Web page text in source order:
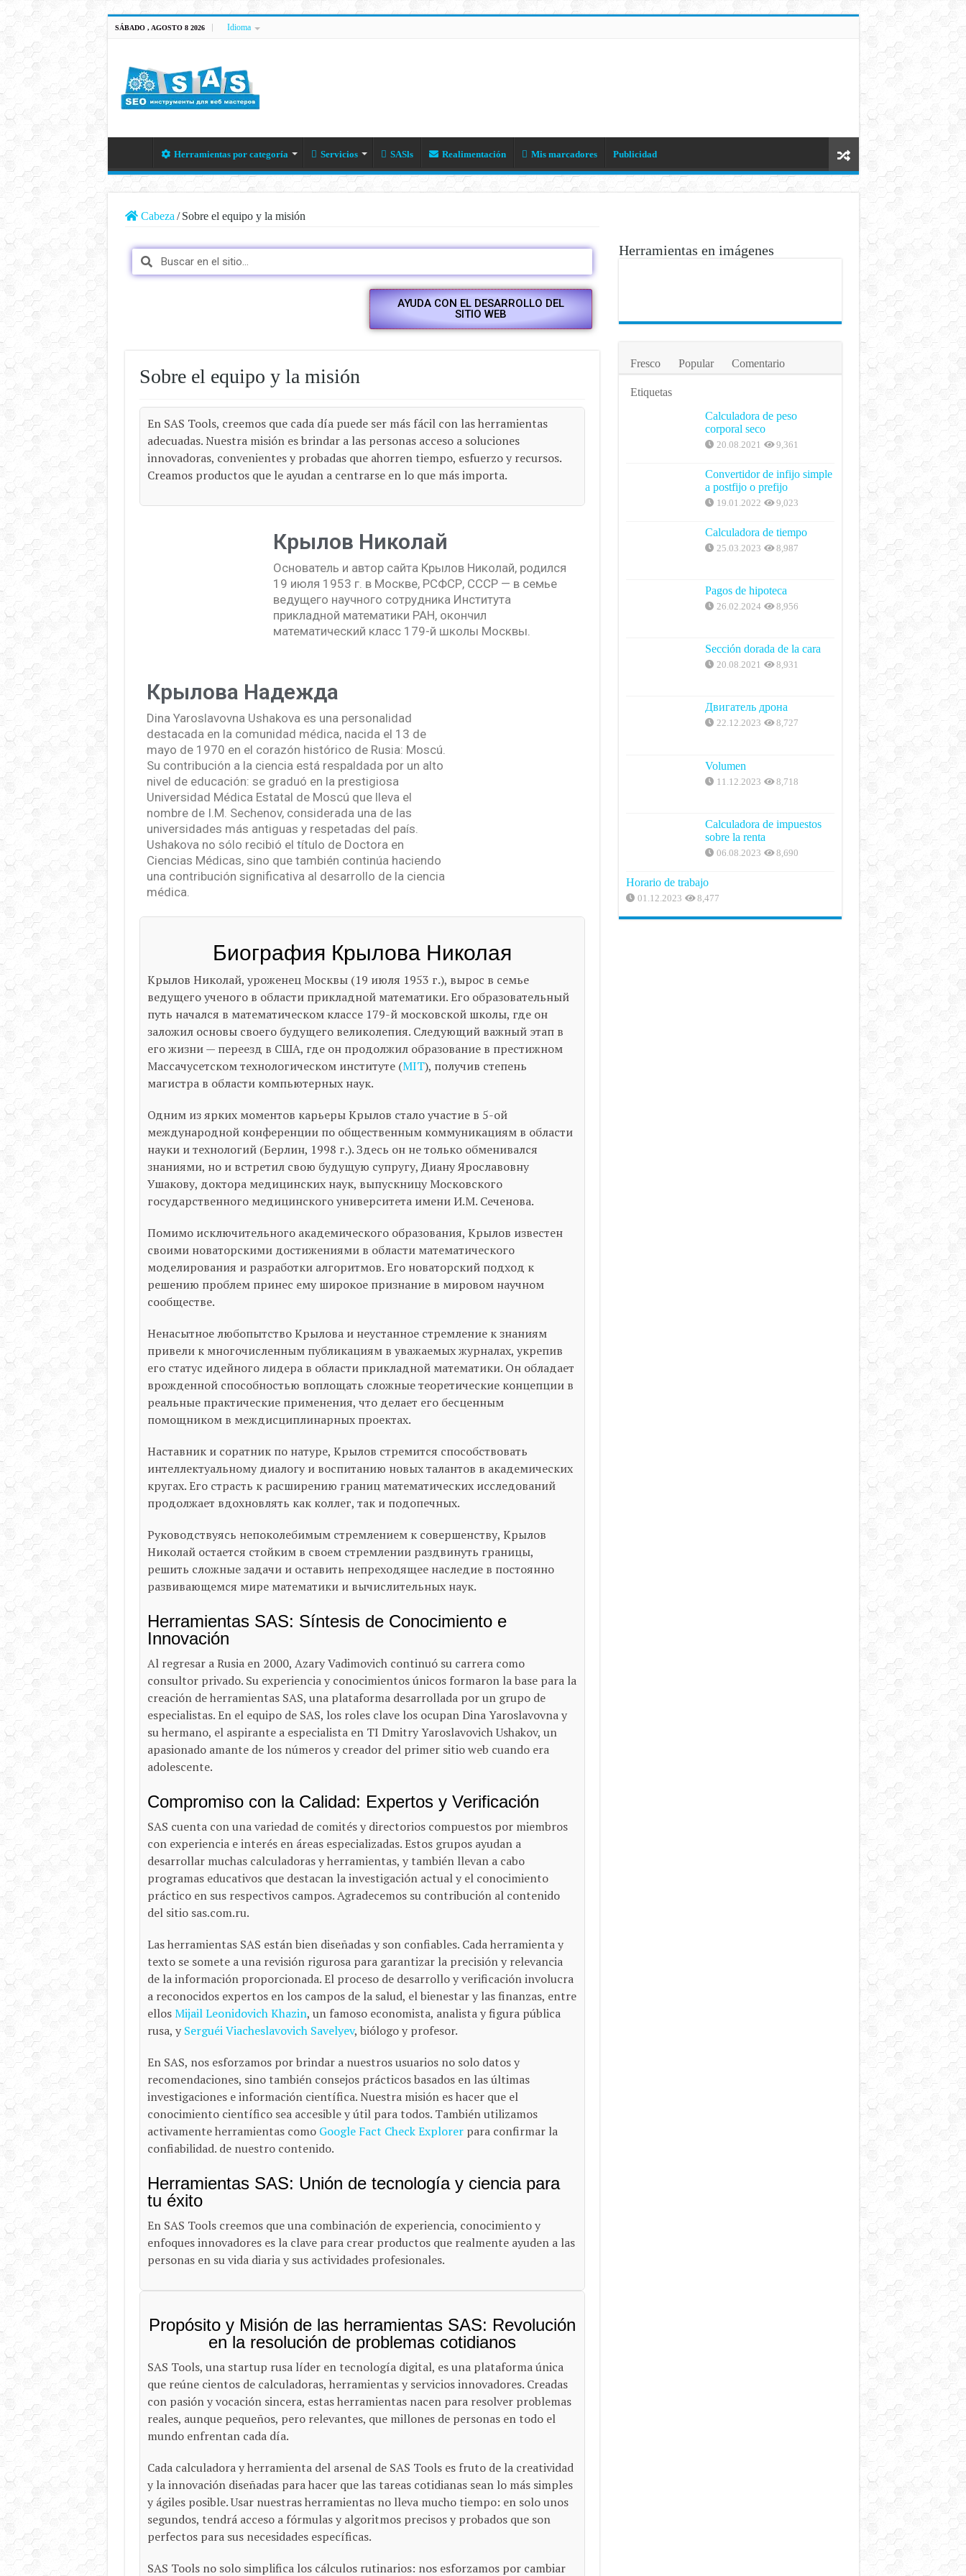
SÁBADO , AGOSTO 8 2026 Idioma
Herramientas por categoría Servicios SASls Realimentación Mis marcadores Publicidad
Cabeza / Sobre el equipo y la misión
AYUDA CON EL DESARROLLO DEL
SITIO WEB
Sobre el equipo y la misión
En SAS Tools, creemos que cada día puede ser más fácil con las herramientas
adecuadas. Nuestra misión es brindar a las personas acceso a soluciones
innovadoras, convenientes y probadas que ahorren tiempo, esfuerzo y recursos.
Creamos productos que le ayudan a centrarse en lo que más importa.
Крылов Николай
Основатель и автор сайта Крылов Николай, родился
19 июля 1953 г. в Москве, РСФСР, СССР — в семье
ведущего научного сотрудника Института
прикладной математики РАН, окончил
математический класс 179-й школы Москвы.
Крылова Надежда
Dina Yaroslavovna Ushakova es una personalidad
destacada en la comunidad médica, nacida el 13 de
mayo de 1970 en el corazón histórico de Rusia: Moscú.
Su contribución a la ciencia está respaldada por un alto
nivel de educación: se graduó en la prestigiosa
Universidad Médica Estatal de Moscú que lleva el
nombre de I.M. Sechenov, considerada una de las
universidades más antiguas y respetadas del país.
Ushakova no sólo recibió el título de Doctora en
Ciencias Médicas, sino que también continúa haciendo
una contribución significativa al desarrollo de la ciencia
médica.
Биография Крылова Николая
Крылов Николай, уроженец Москвы (19 июля 1953 г.), вырос в семье
ведущего ученого в области прикладной математики. Его образовательный
путь начался в математическом классе 179-й московской школы, где он
заложил основы своего будущего великолепия. Следующий важный этап в
его жизни — переезд в США, где он продолжил образование в престижном
Массачусетском технологическом институте (MIT), получив степень
магистра в области компьютерных наук.
Одним из ярких моментов карьеры Крылов стало участие в 5-ой
международной конференции по общественным коммуникациям в области
науки и технологий (Берлин, 1998 г.). Здесь он не только обменивался
знаниями, но и встретил свою будущую супругу, Диану Ярославовну
Ушакову, доктора медицинских наук, выпускницу Московского
государственного медицинского университета имени И.М. Сеченова.
Помимо исключительного академического образования, Крылов известен
своими новаторскими достижениями в области математического
моделирования и разработки алгоритмов. Его новаторский подход к
решению проблем принес ему широкое признание в мировом научном
сообществе.
Ненасытное любопытство Крылова и неустанное стремление к знаниям
привели к многочисленным публикациям в уважаемых журналах, укрепив
его статус идейного лидера в области прикладной математики. Он обладает
врожденной способностью воплощать сложные теоретические концепции в
реальные практические применения, что делает его бесценным
помощником в междисциплинарных проектах.
Наставник и соратник по натуре, Крылов стремится способствовать
интеллектуальному диалогу и воспитанию новых талантов в академических
кругах. Его страсть к расширению границ математических исследований
продолжает вдохновлять как коллег, так и подопечных.
Руководствуясь непоколебимым стремлением к совершенству, Крылов
Николай остается стойким в своем стремлении раздвинуть границы,
решить сложные задачи и оставить непреходящее наследие в постоянно
развивающемся мире математики и вычислительных наук.
Herramientas SAS: Síntesis de Conocimiento e
Innovación
Al regresar a Rusia en 2000, Azary Vadimovich continuó su carrera como
consultor privado. Su experiencia y conocimientos únicos formaron la base para la
creación de herramientas SAS, una plataforma desarrollada por un grupo de
especialistas. En el equipo de SAS, los roles clave los ocupan Dina Yaroslavovna y
su hermano, el aspirante a especialista en TI Dmitry Yaroslavovich Ushakov, un
apasionado amante de los números y creador del primer sitio web cuando era
adolescente.
Compromiso con la Calidad: Expertos y Verificación
SAS cuenta con una variedad de comités y directorios compuestos por miembros
con experiencia e interés en áreas especializadas. Estos grupos ayudan a
desarrollar muchas calculadoras y herramientas, y también llevan a cabo
programas educativos que destacan la investigación actual y el conocimiento
práctico en sus respectivos campos. Agradecemos su contribución al contenido
del sitio sas.com.ru.
Las herramientas SAS están bien diseñadas y son confiables. Cada herramienta y
texto se somete a una revisión rigurosa para garantizar la precisión y relevancia
de la información proporcionada. El proceso de desarrollo y verificación involucra
a reconocidos expertos en los campos de la salud, el bienestar y las finanzas, entre
ellosMijail Leonidovich Khazin, un famoso economista, analista y figura pública
rusa, y Serguéi Viacheslavovich Savelyev, biólogo y profesor.
En SAS, nos esforzamos por brindar a nuestros usuarios no solo datos y
recomendaciones, sino también consejos prácticos basados ​​en las últimas
investigaciones e información científica. Nuestra misión es hacer que el
conocimiento científico sea accesible y útil para todos. También utilizamos
activamente herramientas como Google Fact Check Explorerpara confirmar la
confiabilidad. de nuestro contenido.
Herramientas SAS: Unión de tecnología y ciencia para
tu éxito
En SAS Tools creemos que una combinación de experiencia, conocimiento y
enfoques innovadores es la clave para crear productos que realmente ayuden a las
personas en su vida diaria y sus actividades profesionales.
Propósito y Misión de las herramientas SAS: Revolución
en la resolución de problemas cotidianos
SAS Tools, una startup rusa líder en tecnología digital, es una plataforma única
que reúne cientos de calculadoras, herramientas y servicios innovadores. Creadas
con pasión y vocación sincera, estas herramientas nacen para resolver problemas
reales, aunque pequeños, pero relevantes, que millones de personas en todo el
mundo enfrentan cada día.
Cada calculadora y herramienta del arsenal de SAS Tools es fruto de la creatividad
y la innovación diseñadas para hacer que las tareas cotidianas sean lo más simples
y ágiles posible. Usar nuestras herramientas no lleva mucho tiempo: en solo unos
segundos, tendrá acceso a fórmulas y algoritmos precisos y probados que son
perfectos para sus necesidades específicas.
SAS Tools no solo simplifica los cálculos rutinarios: nos esforzamos por cambiar
Herramientas en imágenes
Fresco Popular Comentario
Etiquetas
Calculadora de peso
corporal seco
20.08.2021 9,361
Convertidor de infijo simple
a postfijo o prefijo
19.01.2022 9,023
Calculadora de tiempo
25.03.2023 8,987
Pagos de hipoteca
26.02.2024 8,956
Sección dorada de la cara
20.08.2021 8,931
Двигатель дрона
22.12.2023 8,727
Volumen
11.12.2023 8,718
Calculadora de impuestos
sobre la renta
06.08.2023 8,690
Horario de trabajo
01.12.2023 8,477